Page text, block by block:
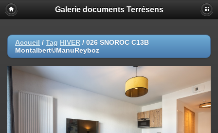
Galerie documents Terrésens
Accueil / Tag HIVER / 026 SNOROC C13B
Montalbert©ManuReyboz